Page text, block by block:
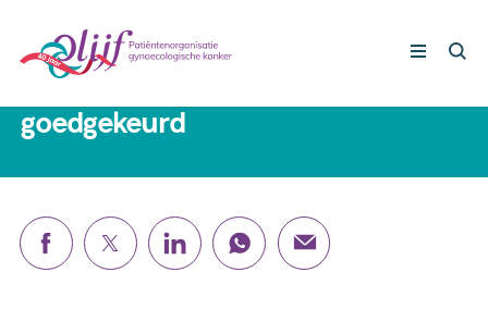
Lotgenoten
Leven met/na kanker
17 juli 2018
goedgekeurd